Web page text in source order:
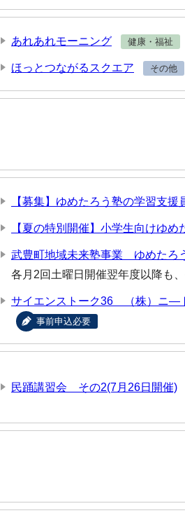
あれあれモーニング 健康・福祉
ほっとつながるスクエア その他
【募集】ゆめたろう塾の学習支援
【夏の特別開催】小学生向けゆめ
武豊町地域未来塾事業 ゆめたろ
各月2回土曜日開催翌年度以降も
サイエンストーク36 （株）ニ―
事前申込必要
民踊講習会 その2(7月26日開催)